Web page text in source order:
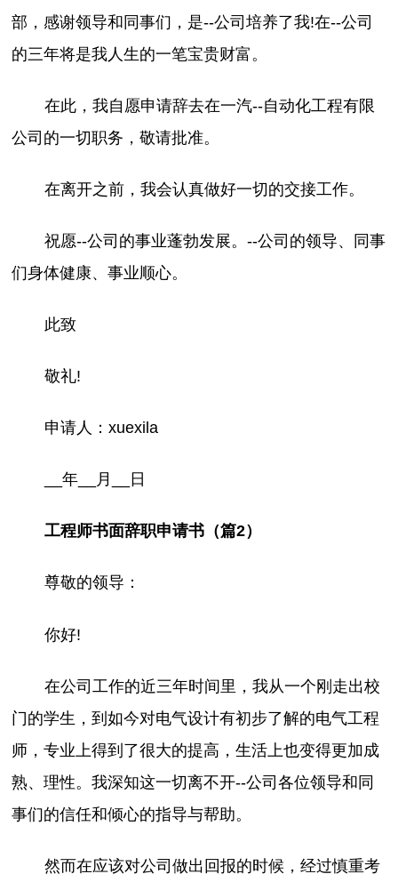
部，感谢领导和同事们，是--公司培养了我!在--公司
的三年将是我人生的一笔宝贵财富。
在此，我自愿申请辞去在一汽--自动化工程有限
公司的一切职务，敬请批准。
在离开之前，我会认真做好一切的交接工作。
祝愿--公司的事业蓬勃发展。--公司的领导、同事
们身体健康、事业顺心。
此致
敬礼!
申请人：xuexila
__年__月__日
工程师书面辞职申请书（篇2）
尊敬的领导：
你好!
在公司工作的近三年时间里，我从一个刚走出校
门的学生，到如今对电气设计有初步了解的电气工程
师，专业上得到了很大的提高，生活上也变得更加成
熟、理性。我深知这一切离不开--公司各位领导和同
事们的信任和倾心的指导与帮助。
然而在应该对公司做出回报的时候，经过慎重考